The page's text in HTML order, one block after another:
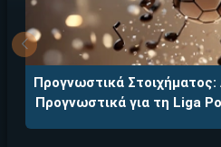
Προγνωστικά Στοιχήματος:
Προγνωστικά για τη Liga